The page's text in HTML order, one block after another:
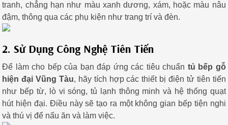
tranh, chẳng hạn như màu xanh dương, xám, hoặc màu nâu
đậm, thông qua các phụ kiện như trang trí và đèn.
2. Sử Dụng Công Nghệ Tiên Tiến
Để làm cho bếp của bạn đáp ứng các tiêu chuẩn tủ bếp gỗ
hiện đại Vũng Tàu, hãy tích hợp các thiết bị điện tử tiên tiến
như bếp từ, lò vi sóng, tủ lạnh thông minh và hệ thống quạt
hút hiện đại. Điều này sẽ tạo ra một không gian bếp tiện nghi
và thú vị để nấu ăn và làm việc.